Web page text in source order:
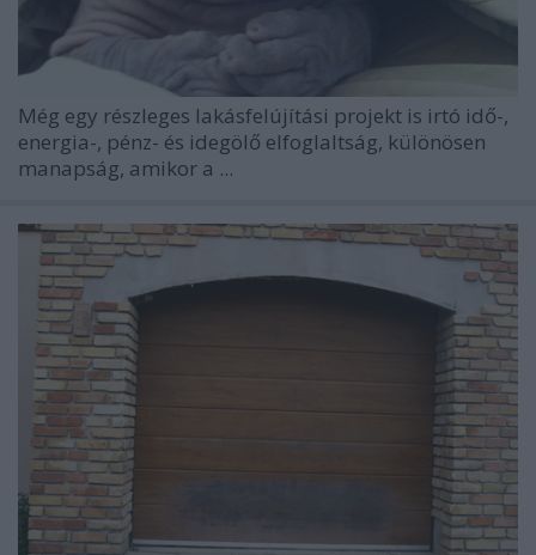
Még egy részleges lakásfelújítási projekt is irtó idő-,
energia-, pénz- és idegölő elfoglaltság, különösen
manapság, amikor a ...